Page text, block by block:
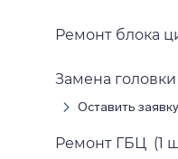
Ремонт блока
Замена
Оставить заявку
Ремонт ГБЦ (1